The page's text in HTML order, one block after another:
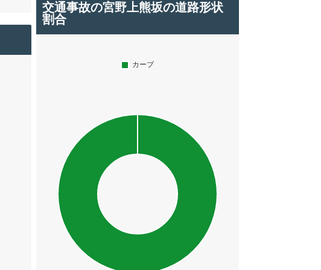
交通事故の宮野上熊坂の道路形状
割合